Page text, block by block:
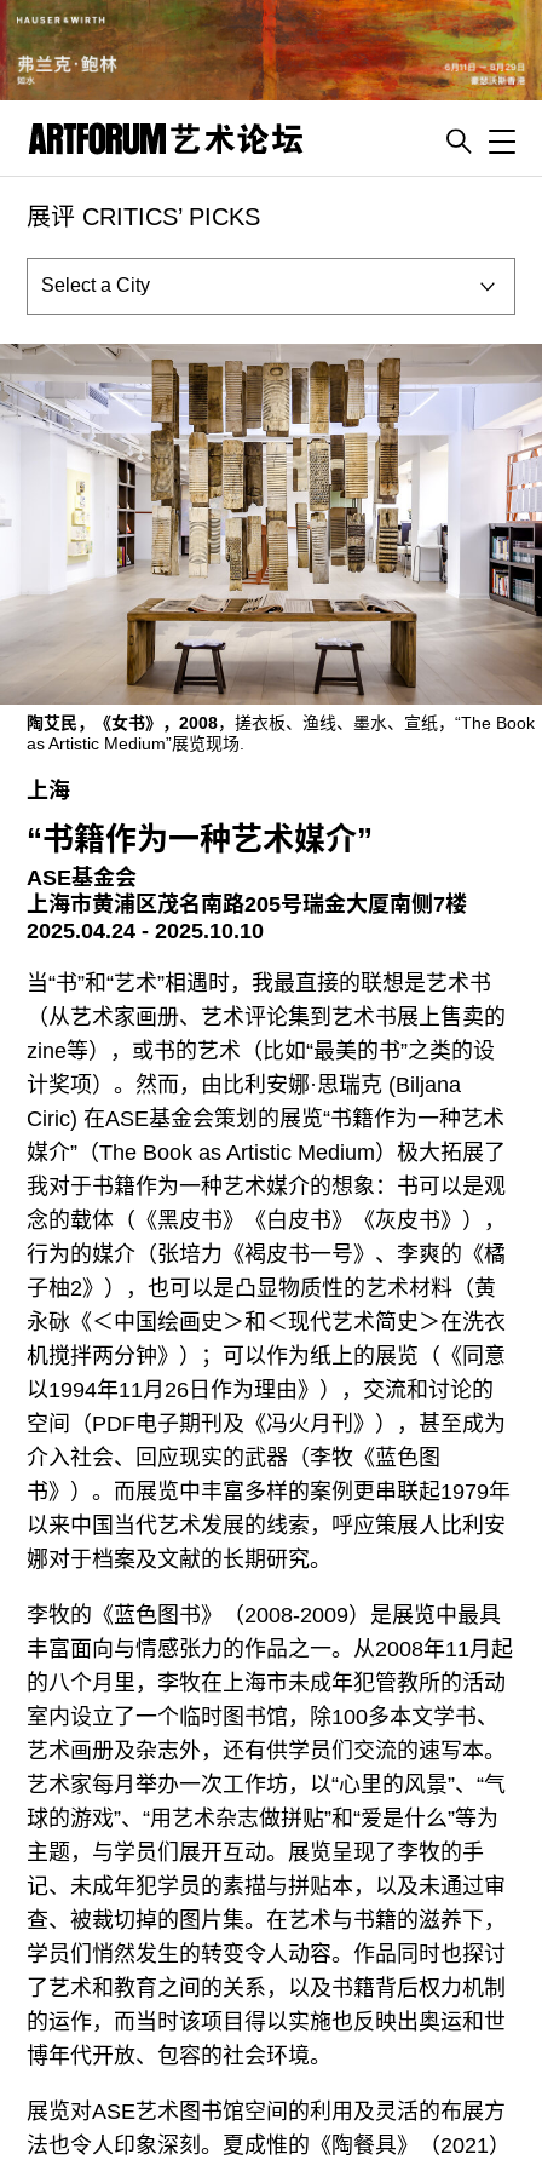
artguide
新闻
杂志
专栏
视频
ENGLISH
ART & EDUCATION
广告
订阅
联系我们
关注我们
展评 CRITICS’ PICKS
陶艾民，《女书》，2008，搓衣板、渔线、墨水、宣纸，“The Book
as Artistic Medium”展览现场.
上海
“书籍作为一种艺术媒介”
ASE基金会
上海市黄浦区茂名南路205号瑞金大厦南侧7楼
2025.04.24 - 2025.10.10
当“书”和“艺术”相遇时，我最直接的联想是艺术书
（从艺术家画册、艺术评论集到艺术书展上售卖的
zine等），或书的艺术（比如“最美的书”之类的设
计奖项）。然而，由比利安娜·思瑞克 (Biljana
Ciric) 在ASE基金会策划的展览“书籍作为一种艺术
媒介”（The Book as Artistic Medium）极大拓展了
我对于书籍作为一种艺术媒介的想象：书可以是观
念的载体（《黑皮书》《白皮书》《灰皮书》），
行为的媒介（张培力《褐皮书一号》、李爽的《橘
子柚2》），也可以是凸显物质性的艺术材料（黄
永砯《＜中国绘画史＞和＜现代艺术简史＞在洗衣
机搅拌两分钟》）；可以作为纸上的展览（《同意
以1994年11月26日作为理由》），交流和讨论的
空间（PDF电子期刊及《冯火月刊》），甚至成为
介入社会、回应现实的武器（李牧《蓝色图
书》）。而展览中丰富多样的案例更串联起1979年
以来中国当代艺术发展的线索，呼应策展人比利安
娜对于档案及文献的长期研究。
李牧的《蓝色图书》（2008-2009）是展览中最具
丰富面向与情感张力的作品之一。从2008年11月起
的八个月里，李牧在上海市未成年犯管教所的活动
室内设立了一个临时图书馆，除100多本文学书、
艺术画册及杂志外，还有供学员们交流的速写本。
艺术家每月举办一次工作坊，以“心里的风景”、“气
球的游戏”、“用艺术杂志做拼贴”和“爱是什么”等为
主题，与学员们展开互动。展览呈现了李牧的手
记、未成年犯学员的素描与拼贴本，以及未通过审
查、被裁切掉的图片集。在艺术与书籍的滋养下，
学员们悄然发生的转变令人动容。作品同时也探讨
了艺术和教育之间的关系，以及书籍背后权力机制
的运作，而当时该项目得以实施也反映出奥运和世
博年代开放、包容的社会环境。
展览对ASE艺术图书馆空间的利用及灵活的布展方
法也令人印象深刻。夏成惟的《陶餐具》（2021）